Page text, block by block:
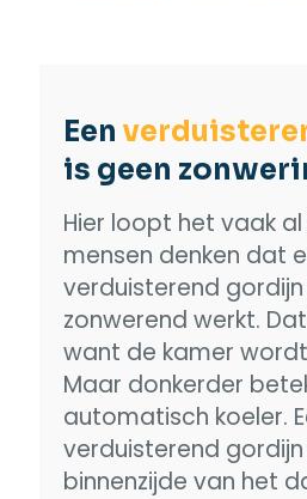
Een
is geen
Hier loopt het vaak
mensen denken dat
verduisterend
zonwerend werkt.
want de kamer
Maar donkerder
automatisch koeler.
verduisterend
binnenzijde van het